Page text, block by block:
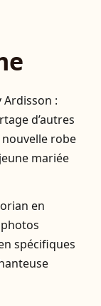
Ardisson :
d’autres
robe
mariée
en
spécifiques